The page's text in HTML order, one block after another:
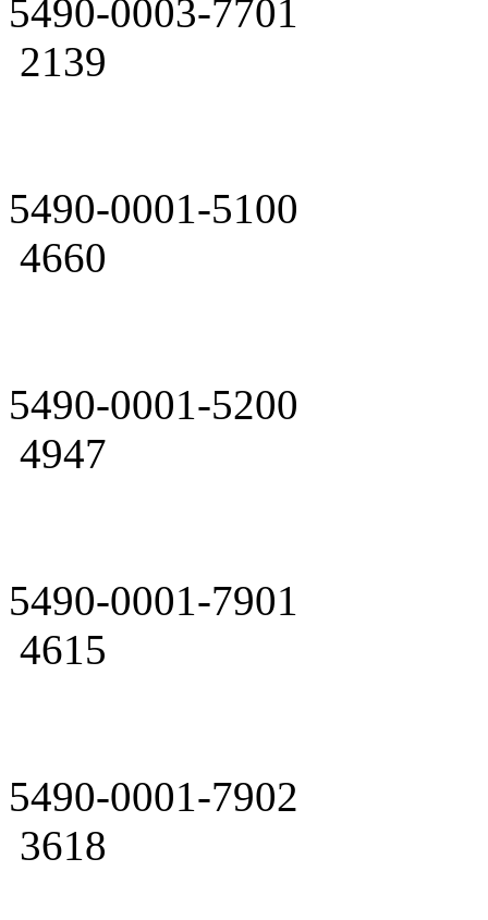
5490-0003-7701
2139
5490-0001-5100
4660
5490-0001-5200
4947
5490-0001-7901
4615
5490-0001-7902
3618